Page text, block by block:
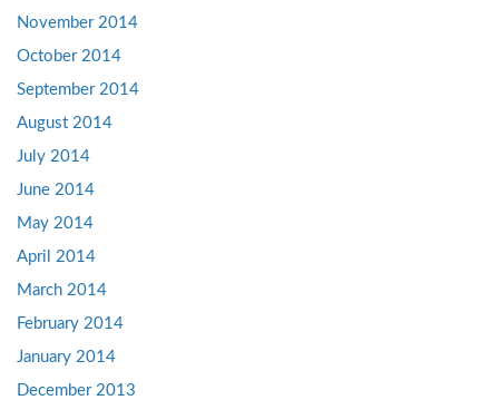
November 2014
October 2014
September 2014
August 2014
July 2014
June 2014
May 2014
April 2014
March 2014
February 2014
January 2014
December 2013